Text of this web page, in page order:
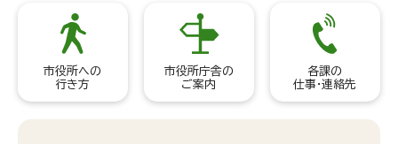
市役所への
行き方
市役所庁舎の
ご案内
各課の
仕事・連絡先